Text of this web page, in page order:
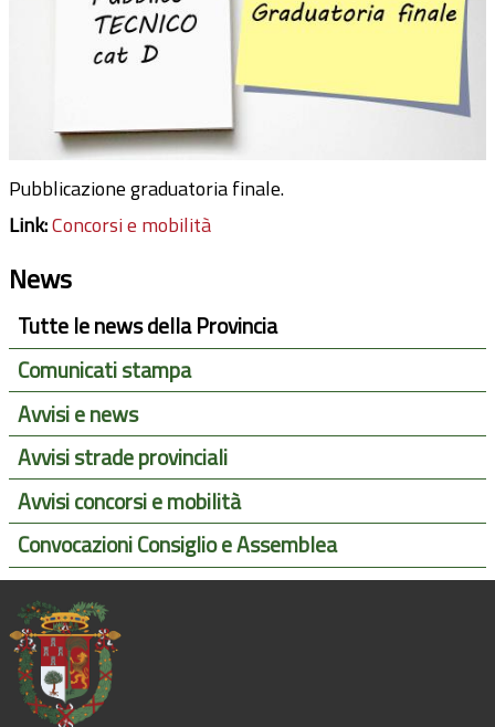
Pubblicazione graduatoria finale.
Link:Concorsi e mobilità
News
Tutte le news della Provincia
Comunicati stampa
Avvisi e news
Avvisi strade provinciali
Avvisi concorsi e mobilità
Convocazioni Consiglio e Assemblea